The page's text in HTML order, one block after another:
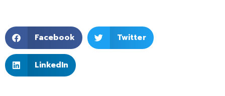
Facebook Twitter
LinkedIn